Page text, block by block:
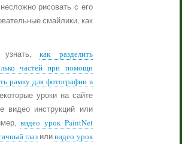
рисовать с его
смайлики, как
как разделить
частей при помощи
рамку для фотографии в
уроки на сайте
видео инструкций или
видео урок PaintNet
глаз иливидео урок